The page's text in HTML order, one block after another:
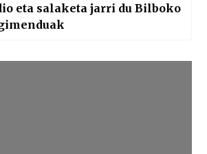
eta salaketa jarri du Bilboko